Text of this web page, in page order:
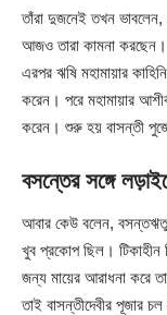
তাঁরা দুজনেই তখন ভাবলেন,
আজও তারা কামনা করছেন।
এরপর ঋষি মহামায়ার
করেন। পরে মহামায়ার
করেন। শুরু হয় বাসন্তী
বসন্তের সঙ্গে
আবার কেউ বলেন,
খুব প্রকোপ ছিল। টিকাহীন
জন্য মায়ের আরাধনা করে
তাই বাসন্তীদেবীর পূজার